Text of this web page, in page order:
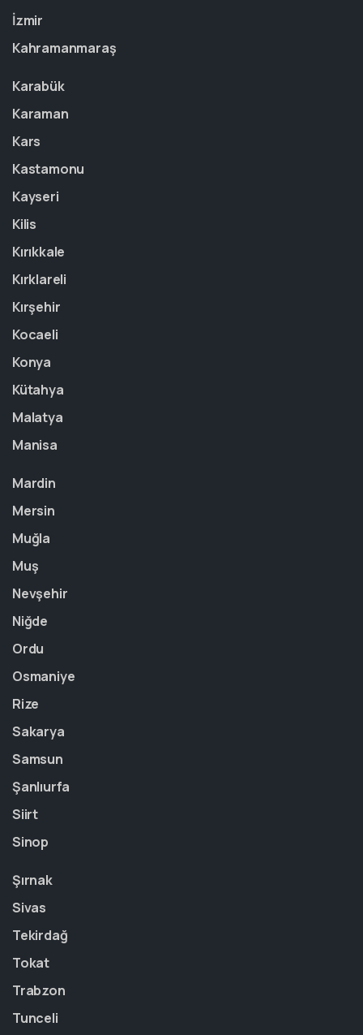
İzmir
Kahramanmaraş
Karabük
Karaman
Kars
Kastamonu
Kayseri
Kilis
Kırıkkale
Kırklareli
Kırşehir
Kocaeli
Konya
Kütahya
Malatya
Manisa
Mardin
Mersin
Muğla
Muş
Nevşehir
Niğde
Ordu
Osmaniye
Rize
Sakarya
Samsun
Şanlıurfa
Siirt
Sinop
Şırnak
Sivas
Tekirdağ
Tokat
Trabzon
Tunceli